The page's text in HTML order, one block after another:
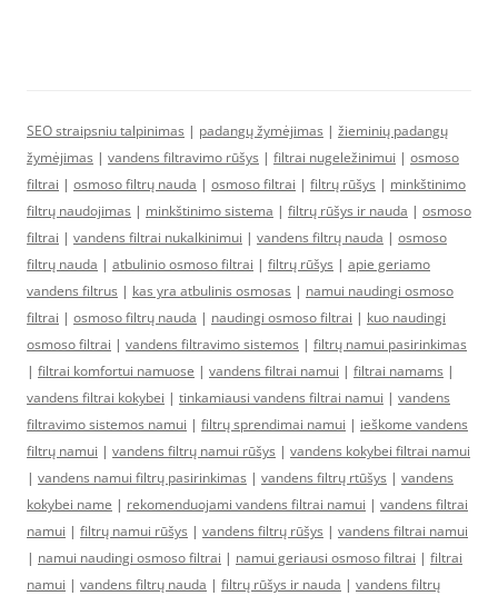
SEO straipsniu talpinimas | padangų žymėjimas | žieminių padangų
žymėjimas | vandens filtravimo rūšys | filtrai nugeležinimui | osmoso
filtrai | osmoso filtrų nauda | osmoso filtrai | filtrų rūšys | minkštinimo
filtrų naudojimas | minkštinimo sistema | filtrų rūšys ir nauda | osmoso
filtrai | vandens filtrai nukalkinimui | vandens filtrų nauda | osmoso
filtrų nauda | atbulinio osmoso filtrai | filtrų rūšys | apie geriamo
vandens filtrus | kas yra atbulinis osmosas | namui naudingi osmoso
filtrai | osmoso filtrų nauda | naudingi osmoso filtrai | kuo naudingi
osmoso filtrai | vandens filtravimo sistemos | filtrų namui pasirinkimas
| filtrai komfortui namuose | vandens filtrai namui | filtrai namams |
vandens filtrai kokybei | tinkamiausi vandens filtrai namui | vandens
filtravimo sistemos namui | filtrų sprendimai namui | ieškome vandens
filtrų namui | vandens filtrų namui rūšys | vandens kokybei filtrai namui
| vandens namui filtrų pasirinkimas | vandens filtrų rtūšys | vandens
kokybei name | rekomenduojami vandens filtrai namui | vandens filtrai
namui | filtrų namui rūšys | vandens filtrų rūšys | vandens filtrai namui
| namui naudingi osmoso filtrai | namui geriausi osmoso filtrai | filtrai
namui | vandens filtrų nauda | filtrų rūšys ir nauda | vandens filtrų